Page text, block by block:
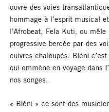
ouvre des voies
hommage à l’esprit musical
l’Afrobeat, Fela Kuti, ou
progressive bercée par des
cuivres chaloupés. Bléni
qui emmène en voyage dans
nos songes.
« Bléni » ce sont des